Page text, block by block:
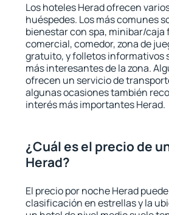
Los hoteles Herad ofrecen
huéspedes. Los más comunes
bienestar con spa, minibar/
comercial, comedor, zona de
gratuito, y folletos informativos
más interesantes de la zona.
ofrecen un servicio de
algunas ocasiones también
interés más importantes Herad.
¿Cuál es el precio de
Herad?
El precio por noche Herad
clasificación en estrellas y la